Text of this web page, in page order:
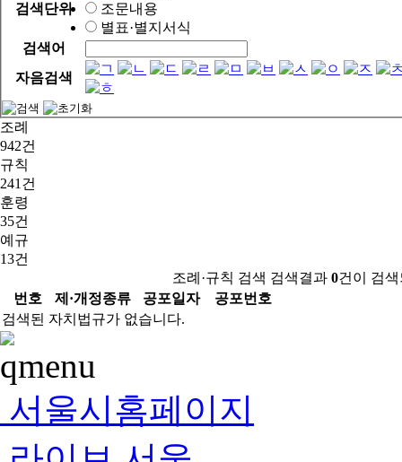
검색단위
조문내용
별표·별지서식
검색어
자음검색
조례
942건
규칙
241건
훈령
35건
예규
13건
조례·규칙 검색 검색결과 0건이 검
번호
제·개정종류 공포일자
공포번호
검색된 자치법규가 없습니다.
서울시홈페이지